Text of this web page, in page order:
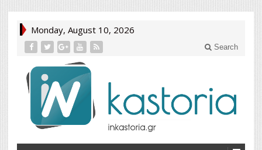
Monday, August 10, 2026
Search